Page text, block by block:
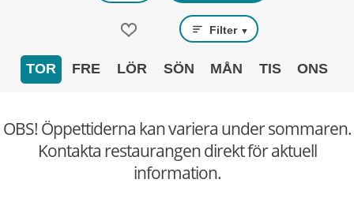
Filter ▼
TOR FRE LÖR SÖN MÅN TIS ONS
OBS! Öppettiderna kan variera under sommaren.
Kontakta restaurangen direkt för aktuell
information.